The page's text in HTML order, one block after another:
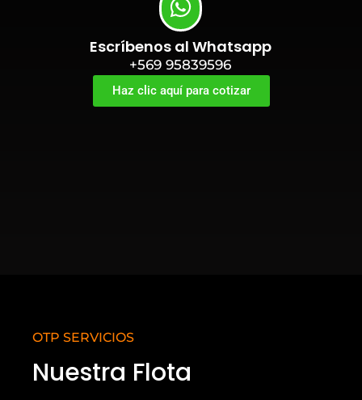
Escríbenos al Whatsapp
+569 95839596
Haz clic aquí para cotizar
OTP SERVICIOS
Nuestra Flota